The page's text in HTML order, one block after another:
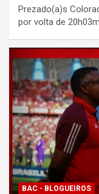
Prezado(a)s
por volta de
BAC - BLOGUEIROS